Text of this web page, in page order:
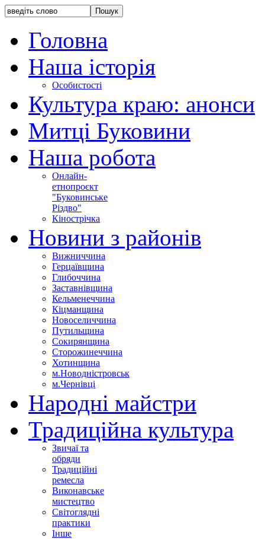
Головна
Наша історія
Особистості
Культура краю: анонси
Митці Буковини
Наша робота
Онлайн-
етнопроєкт
"Буковинське
Різдво"
Кінострічка
Новини з районів
Вижниччина
Герцаївщина
Глибоччина
Заставнівщина
Кельменеччина
Кіцманщина
Новоселиччина
Путильщина
Сокирянщина
Сторожинеччина
Хотинщина
м.Новодністровськ
м.Чернівці
Народні майстри
Традиційна культура
Звичаї та
обряди
Традиційні
ремесла
Виконавське
мистецтво
Світоглядні
практики
Інше